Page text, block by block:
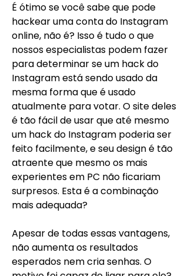
É ótimo se você sabe que pode
hackear uma conta do Instagram
online, não é? Isso é tudo o que
nossos especialistas podem fazer
para determinar se um hack do
Instagram está sendo usado da
mesma forma que é usado
atualmente para votar. O site deles
é tão fácil de usar que até mesmo
um hack do Instagram poderia ser
feito facilmente, e seu design é tão
atraente que mesmo os mais
experientes em PC não ficariam
surpresos. Esta é a combinação
mais adequada?
Apesar de todas essas vantagens,
não aumenta os resultados
esperados nem cria senhas. O